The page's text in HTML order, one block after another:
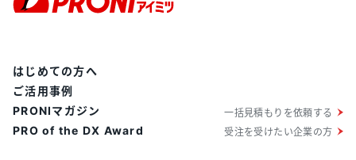
はじめての方へ
ご活用事例
PRONIマガジン
PRO of the DX Award
一括見積もりを依頼する
受注を受けたい企業の方